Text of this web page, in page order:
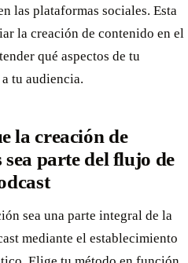
las plataformas sociales. Esta
la creación de contenido en el
qué aspectos de tu
tu audiencia.
la creación de
parte del flujo de
sea una parte integral de la
mediante el establecimiento